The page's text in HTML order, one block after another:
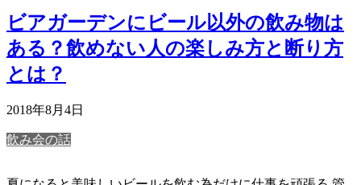
ビアガーデンにビール以外の飲み物は
ある？飲めない人の楽しみ方と断り方
とは？
2018年8月4日
飲み会の話